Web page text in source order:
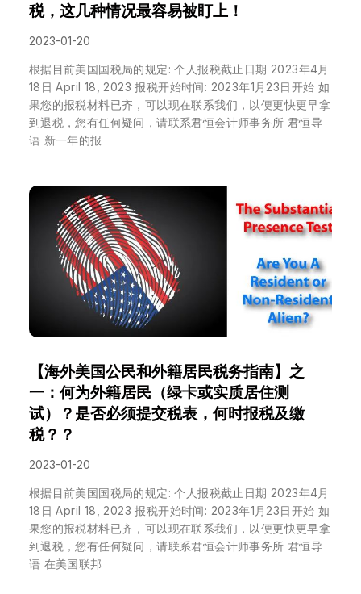
税，这几种情况最容易被盯上！
2023-01-20
根据目前美国国税局的规定: 个人报税截止日期 2023年4月
18日 April 18, 2023 报税开始时间: 2023年1月23日开始 如
果您的报税材料已齐，可以现在联系我们，以便更快更早拿
到退税，您有任何疑问，请联系君恒会计师事务所 君恒导
语 新一年的报
【海外美国公民和外籍居民税务指南】之
一：何为外籍居民（绿卡或实质居住测
试）？是否必须提交税表，何时报税及缴
税？？
2023-01-20
根据目前美国国税局的规定: 个人报税截止日期 2023年4月
18日 April 18, 2023 报税开始时间: 2023年1月23日开始 如
果您的报税材料已齐，可以现在联系我们，以便更快更早拿
到退税，您有任何疑问，请联系君恒会计师事务所 君恒导
语 在美国联邦